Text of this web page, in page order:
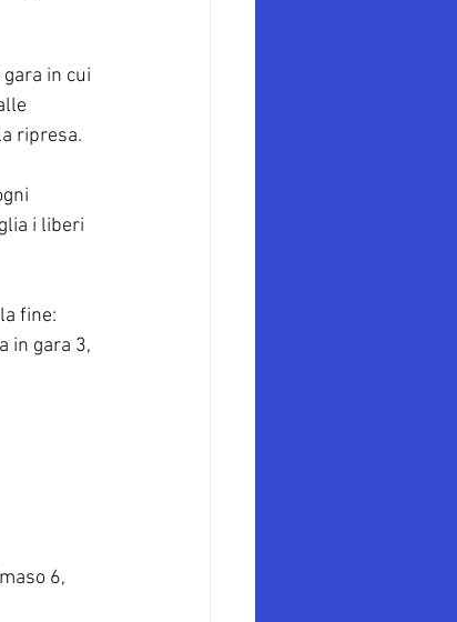
in cui
ripresa.
i liberi
fine:
in gara 3,
6,